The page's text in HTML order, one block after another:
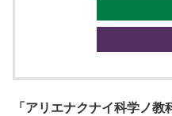
「アリエナクナイ科学ノ教